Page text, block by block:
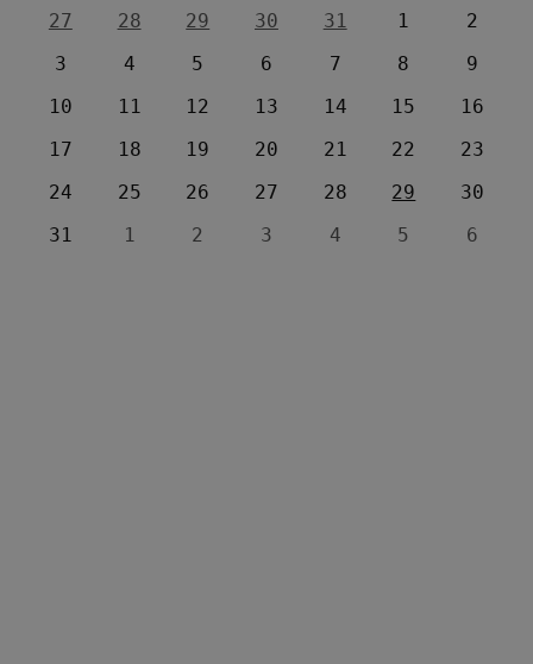
27
28 29 30 31 1
2
3
4 5 6 7 8
9
10
11 12 13 14 15
16
17
18 19 20 21 22
23
24
25 26 27 28 29
30
31
1 2 3 4 5 6